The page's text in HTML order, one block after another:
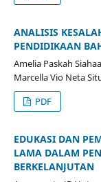
ANALISIS
PENDIDIKAAN
Amelia Paskah
Marcella Vio Neta
PDF
EDUKASI DAN
LAMA DALAM
BERKELANJUTAN